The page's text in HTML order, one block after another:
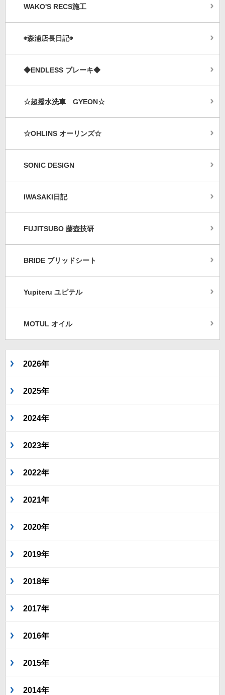
WAKO'S RECS施工
◉森浦店長日記◉
◆ENDLESS ブレーキ◆
☆超撥水洗車 GYEON☆
☆OHLINS オーリンズ☆
SONIC DESIGN
IWASAKI日記
FUJITSUBO 藤壺技研
BRIDE ブリッドシート
Yupiteru ユピテル
MOTUL オイル
2026年
2025年
2024年
2023年
2022年
2021年
2020年
2019年
2018年
2017年
2016年
2015年
2014年